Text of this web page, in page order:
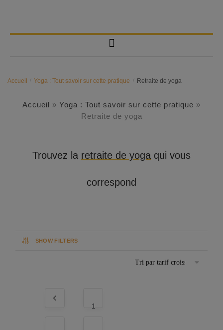
Accueil / Yoga : Tout savoir sur cette pratique / Retraite de yoga
Accueil » Yoga : Tout savoir sur cette pratique »
Retraite de yoga
Trouvez la retraite de yoga qui vous
correspond
SHOW FILTERS
1